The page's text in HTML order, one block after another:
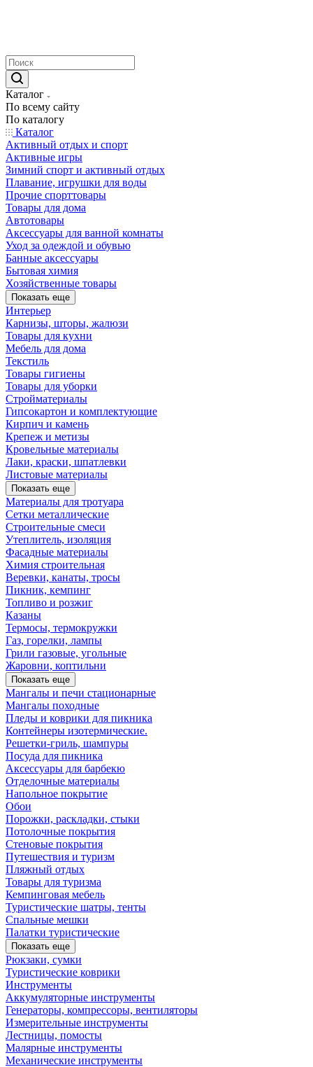
Каталог
По всему сайту
По каталогу
Каталог
Активный отдых и спорт
Активные игры
Зимний спорт и активный отдых
Плавание, игрушки для воды
Прочие спорттовары
Товары для дома
Автотовары
Аксессуары для ванной комнаты
Уход за одеждой и обувью
Банные аксессуары
Бытовая химия
Хозяйственные товары
Показать еще
Интерьер
Карнизы, шторы, жалюзи
Товары для кухни
Мебель для дома
Текстиль
Товары гигиены
Товары для уборки
Стройматериалы
Гипсокартон и комплектующие
Кирпич и камень
Крепеж и метизы
Кровельные материалы
Лаки, краски, шпатлевки
Листовые материалы
Показать еще
Материалы для тротуара
Сетки металлические
Строительные смеси
Утеплитель, изоляция
Фасадные материалы
Химия строительная
Веревки, канаты, тросы
Пикник, кемпинг
Топливо и розжиг
Казаны
Термосы, термокружки
Газ, горелки, лампы
Грили газовые, угольные
Жаровни, коптильни
Показать еще
Мангалы и печи стационарные
Мангалы походные
Пледы и коврики для пикника
Контейнеры изотермические.
Решетки-гриль, шампуры
Посуда для пикника
Аксессуары для барбекю
Отделочные материалы
Напольное покрытие
Обои
Порожки, раскладки, стыки
Потолочные покрытия
Стеновые покрытия
Путешествия и туризм
Пляжный отдых
Товары для туризма
Кемпинговая мебель
Туристические шатры, тенты
Спальные мешки
Палатки туристические
Показать еще
Рюкзаки, сумки
Туристические коврики
Инструменты
Аккумуляторные инструменты
Генераторы, компрессоры, вентиляторы
Измерительные инструменты
Лестницы, помосты
Малярные инструменты
Механические инструменты